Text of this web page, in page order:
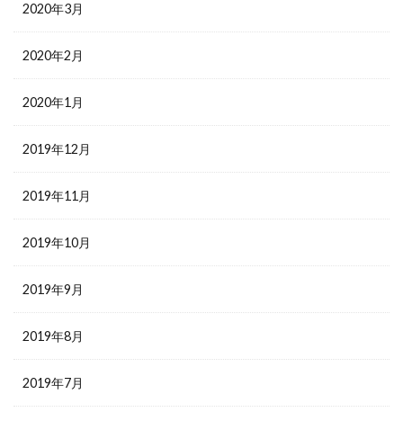
2020年3月
2020年2月
2020年1月
2019年12月
2019年11月
2019年10月
2019年9月
2019年8月
2019年7月